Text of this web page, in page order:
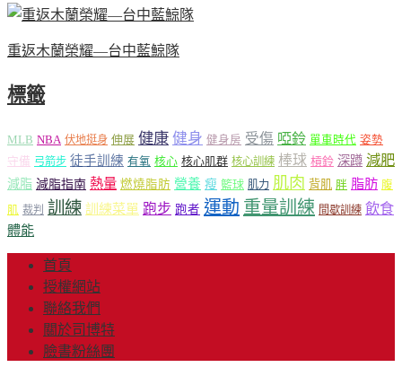
重返木蘭榮耀—台中藍鯨隊
標籤
MLB NBA 伏地挺身 伸展 健康 健身 健身房 受傷 啞鈴 單車時代 姿勢
守備 弓箭步 徒手訓練 有氧 核心 核心肌群 核心訓練 棒球 槓鈴 深蹲 減肥
減脂 減脂指南 熱量 燃燒脂肪 營養 瘦 籃球 肌力 肌肉 背肌 胖 脂肪 腹
肌 裁判 訓練 訓練菜單 跑步 跑者 運動 重量訓練 間歇訓練 飲食
體能
首頁
授權網站
聯絡我們
關於司博特
臉書粉絲團